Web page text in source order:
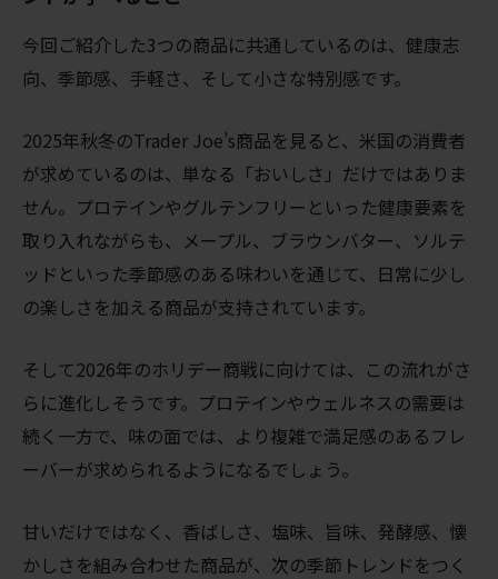
今回ご紹介した3つの商品に共通しているのは、健康志
向、季節感、手軽さ、そして小さな特別感です。
2025年秋冬のTrader Joe’s商品を見ると、米国の消費者
が求めているのは、単なる「おいしさ」だけではありま
せん。プロテインやグルテンフリーといった健康要素を
取り入れながらも、メープル、ブラウンバター、ソルテ
ッドといった季節感のある味わいを通じて、日常に少し
の楽しさを加える商品が支持されています。
そして2026年のホリデー商戦に向けては、この流れがさ
らに進化しそうです。プロテインやウェルネスの需要は
続く一方で、味の面では、より複雑で満足感のあるフレ
ーバーが求められるようになるでしょう。
甘いだけではなく、香ばしさ、塩味、旨味、発酵感、懐
かしさを組み合わせた商品が、次の季節トレンドをつく